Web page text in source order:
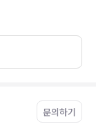
문의하기